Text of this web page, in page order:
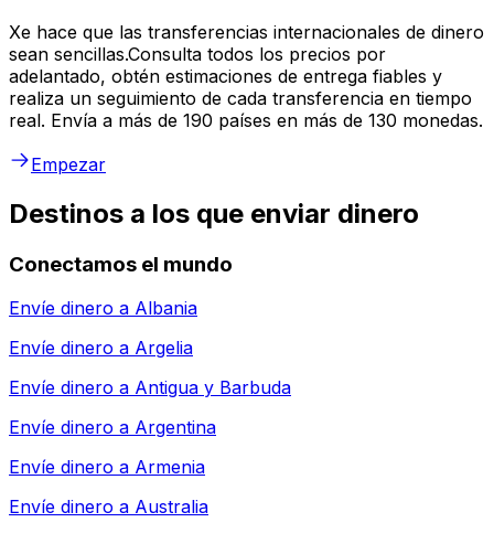
Xe hace que las transferencias internacionales de dinero
sean sencillas.Consulta todos los precios por
adelantado, obtén estimaciones de entrega fiables y
realiza un seguimiento de cada transferencia en tiempo
real. Envía a más de 190 países en más de 130 monedas.
Empezar
Destinos a los que enviar dinero
Conectamos el mundo
Envíe dinero a Albania
Envíe dinero a Argelia
Envíe dinero a Antigua y Barbuda
Envíe dinero a Argentina
Envíe dinero a Armenia
Envíe dinero a Australia